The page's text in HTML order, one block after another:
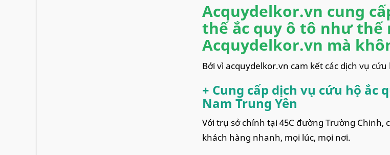
Acquydelkor.vn cung
thế ắc quy ô tô như thế
Acquydelkor.vn mà
Bởi vì acquydelkor.vn cam kết các dịch vụ
+ Cung cấp dịch vụ cứu hộ
Nam Trung Yên
Với trụ sở chính tại 45C đường Trường
khách hàng nhanh, mọi lúc, mọi nơi.